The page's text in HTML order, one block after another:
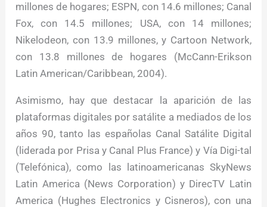
millones de hogares; ESPN, con 14.6 millones; Canal
Fox, con 14.5 millones; USA, con 14 millones;
Nikelodeon, con 13.9 millones, y Cartoon Network,
con 13.8 millones de hogares (McCann-Erikson
Latin American/Caribbean, 2004).
Asimismo, hay que destacar la aparición de las
plataformas digitales por satálite a mediados de los
años 90, tanto las españolas Canal Satálite Digital
(liderada por Prisa y Canal Plus France) y Vía Digi-tal
(Telefónica), como las latinoamericanas SkyNews
Latin America (News Corporation) y DirecTV Latin
America (Hughes Electronics y Cisneros), con una